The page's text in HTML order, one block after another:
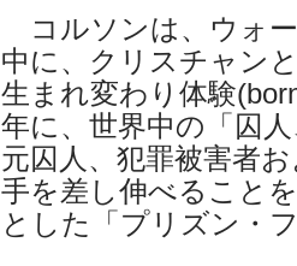
コルソンは、ウォ
中に、クリスチャン
生まれ変わり体験
年に、世界中の「囚
元囚人、犯罪被害者
手を差し伸べること
とした「プリズン・